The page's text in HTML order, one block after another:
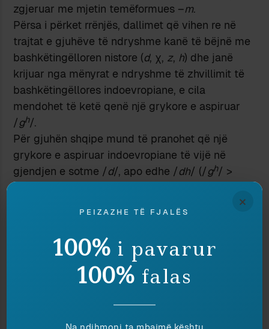
zgjeruar me mjetin temëformues –m.
Përsa i përket rrënjës, dallimet që vihen re në
trajtat e gjuhëve të ndryshme kanë të bëjnë me
bashkëtingëlloren nistore (d, χ, z, h) dhe janë
krijuar nga mënyrat e ndryshme të zhvillimit të
bashkëtingëllores indoevropiane, e cila
mendohet të ketë qenë një grykore e aspiruar
/gh/.
Për gjuhën shqipe mund të pranohet që një
grykore e aspiruar indoevropiane të vijë në
gjendjen e sotme /d/, apo edhe /dh/ (/gh/ >
për ilirishten. Kështu, në qoftë se emri
të lidhej me fjalëndardhë, do të mendohej i
ardhur nga një bazë *gherd; dasar
lidhet me një bazë *g hos, si përkim me
gostit. Po ashtu edhe elementi
×
PEIZAZHE TË FJALËS
100% i pavarur
100% falas